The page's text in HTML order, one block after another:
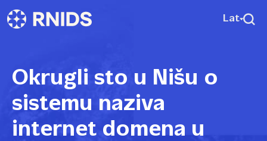
Lat
Okrugli sto u Nišu o
sistemu naziva
internet domena u